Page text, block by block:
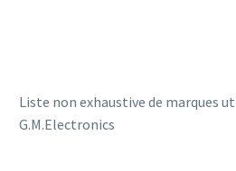
Liste non exhaustive de marques
G.M.Electronics